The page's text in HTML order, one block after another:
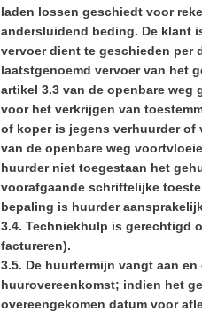
laden lossen geschiedt voor
andersluidend beding. De klant
vervoer dient te geschieden per
laatstgenoemd vervoer van het
artikel 3.3 van de openbare weg
voor het verkrijgen van
of koper is jegens verhuurder
van de openbare weg
huurder niet toegestaan het
voorafgaande schriftelijke
bepaling is huurder
3.4. Techniekhulp is gerechtigd
factureren).
3.5. De huurtermijn vangt aan
huurovereenkomst; indien het
overeengekomen datum voor